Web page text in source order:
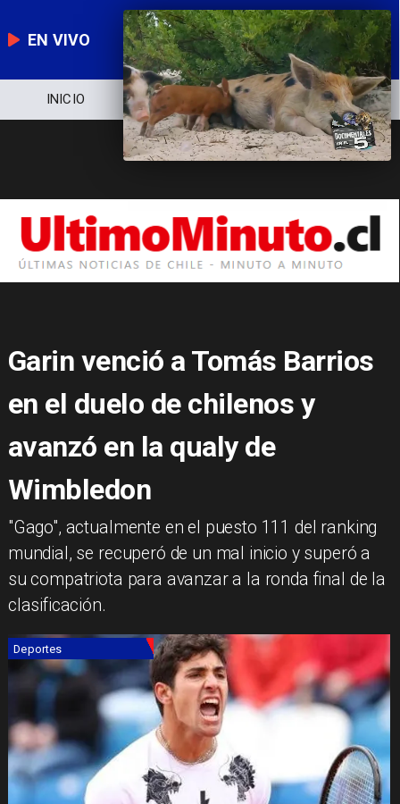
EN VIVO
INICIO NOTICIERO POLÍTICA
Garin venció a Tomás Barrios
en el duelo de chilenos y
avanzó en la qualy de
Wimbledon
​"Gago", actualmente en el puesto 111 del ranking
mundial, se recuperó de un mal inicio y superó a
su compatriota para avanzar a la ronda final de la
clasificación.
Deportes